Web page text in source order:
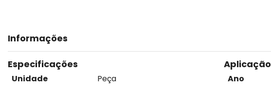
Informações
Especificações
Unidade
Peça
Aplicação
Ano